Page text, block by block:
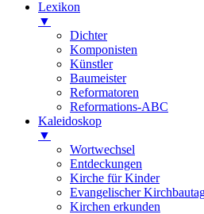
Lexikon
▼
Dichter
Komponisten
Künstler
Baumeister
Reformatoren
Reformations-ABC
Kaleidoskop
▼
Wortwechsel
Entdeckungen
Kirche für Kinder
Evangelischer
Kirchen erkunden